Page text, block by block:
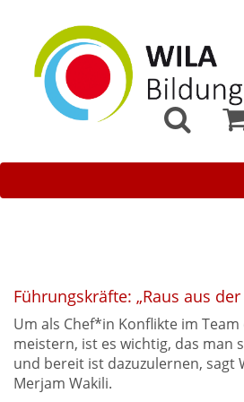
Führungskräfte: „Raus aus
Um als Chef*in Konflikte im
meistern, ist es wichtig, das man
und bereit ist dazuzulernen, sagt
Merjam Wakili.